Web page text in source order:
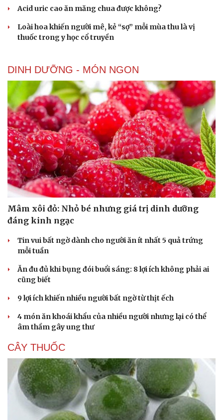
check-in
Cửa sổ tình yêu
Hạt giống tâm hồn
Acid uric cao ăn măng chua được không?
Loài hoa khiến người mê, kẻ “sợ” mỗi mùa thu là vị
thuốc trong y học cổ truyền
DINH DƯỠNG - MÓN NGON
Mâm xôi đỏ: Nhỏ bé nhưng giá trị dinh dưỡng
đáng kinh ngạc
Tin vui bất ngờ dành cho người ăn ít nhất 5 quả trứng
mỗi tuần
Ăn đu đủ khi bụng đói buổi sáng: 8 lợi ích không phải ai
cũng biết
9 lợi ích khiến nhiều người bất ngờ từ thịt ếch
4 món ăn khoái khẩu của nhiều người nhưng lại có thể
âm thầm gây ung thư
CÂY THUỐC